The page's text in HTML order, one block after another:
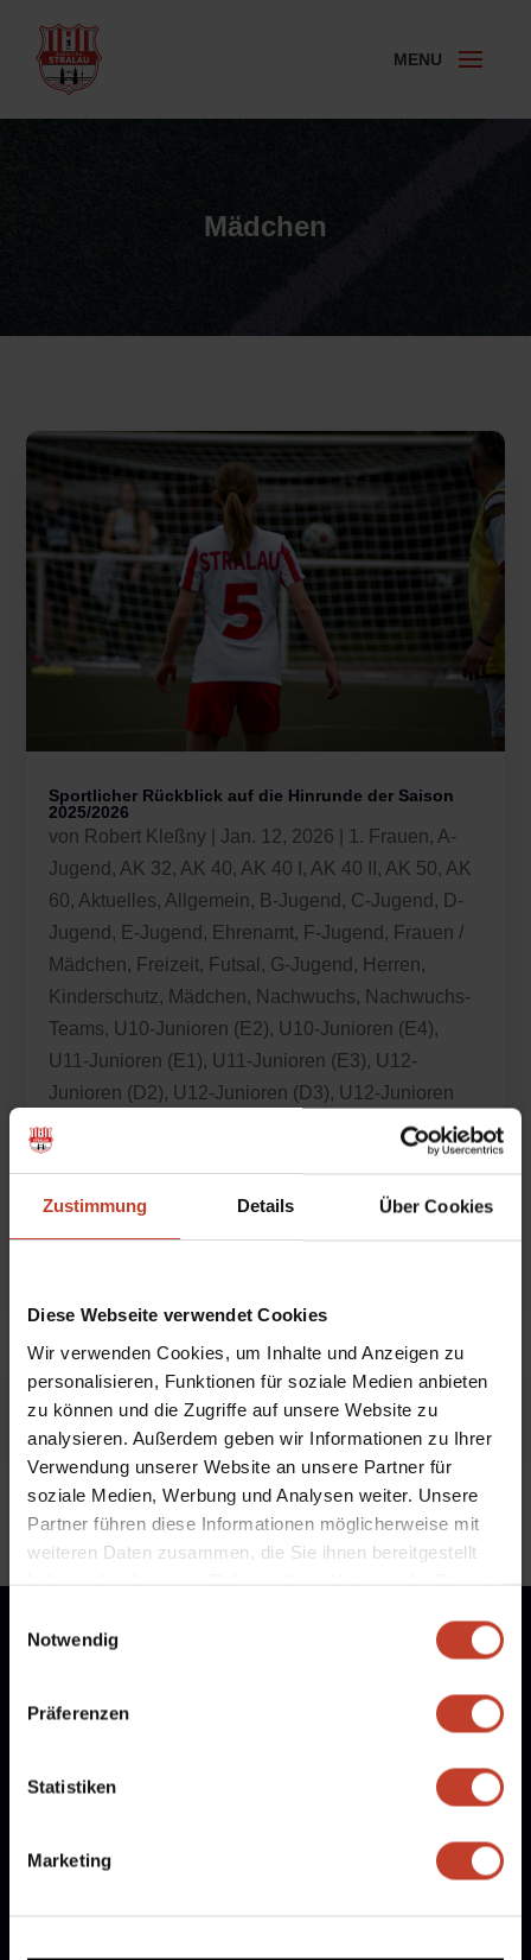
Zustimmung Details Über Cookies
Diese Webseite verwendet Cookies
Wir verwenden Cookies, um Inhalte und Anzeigen zu
personalisieren, Funktionen für soziale Medien anbieten
zu können und die Zugriffe auf unsere Website zu
analysieren. Außerdem geben wir Informationen zu Ihrer
Verwendung unserer Website an unsere Partner für
soziale Medien, Werbung und Analysen weiter. Unsere
Partner führen diese Informationen möglicherweise mit
weiteren Daten zusammen, die Sie ihnen bereitgestellt
Notwendig
Präferenzen
Statistiken
Marketing
Mädchen
Sportlicher Rückblick auf die Hinrunde der Saison
2025/2026
von Robert Kleßny Jan. 12, 2026 1. Frauen, A-
Jugend , AK 32, AK 40, AK 40 I , AK 40 II , AK 50, AK
60, Aktuelles, Allgemein, B-Jugend , C-Jugend , D-
Jugend , E-Jugend , Ehrenamt, F-Jugend , Frauen /
Mädchen, Freizeit, Futsal , G-Jugend , Herren,
Kinderschutz, Mädchen, Nachwuchs, Nachwuchs-
Teams, U10-Junioren (E2), U10-Junioren (E4),
U11-Junioren (E1), U11-Junioren (E3), U12-
Junioren (D2), U12-Junioren (D3), U12-Junioren
(D4)
U14-Junioren (C2), U15-
Junioren (C1)
U17-Junioren
Junioren (G1)
Mädchen erstmals auf Großfeld
vonRobert Zoch|Sep. 22, 2015|Mädchen